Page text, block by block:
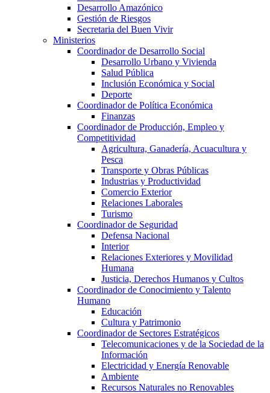
Desarrollo Amazónico
Gestión de Riesgos
Secretaria del Buen Vivir
Ministerios
Coordinador de Desarrollo Social
Desarrollo Urbano y Vivienda
Salud Pública
Inclusión Económica y Social
Deporte
Coordinador de Política Económica
Finanzas
Coordinador de Producción, Empleo y
Competitividad
Agricultura, Ganadería, Acuacultura y
Pesca
Transporte y Obras Públicas
Industrias y Productividad
Comercio Exterior
Relaciones Laborales
Turismo
Coordinador de Seguridad
Defensa Nacional
Interior
Relaciones Exteriores y Movilidad
Humana
Justicia, Derechos Humanos y Cultos
Coordinador de Conocimiento y Talento
Humano
Educación
Cultura y Patrimonio
Coordinador de Sectores Estratégicos
Telecomunicaciones y de la Sociedad de la
Información
Electricidad y Energía Renovable
Ambiente
Recursos Naturales no Renovables